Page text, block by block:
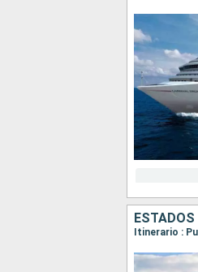
Itinerario :